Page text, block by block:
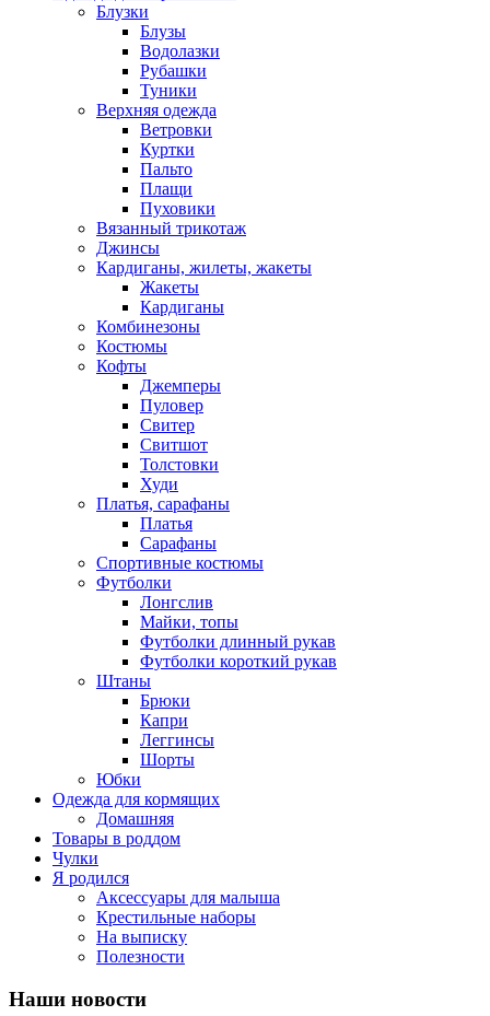
Блузки
Блузы
Водолазки
Рубашки
Туники
Верхняя одежда
Ветровки
Куртки
Пальто
Плащи
Пуховики
Вязанный трикотаж
Джинсы
Кардиганы, жилеты, жакеты
Жакеты
Кардиганы
Комбинезоны
Костюмы
Кофты
Джемперы
Пуловер
Свитер
Свитшот
Толстовки
Худи
Платья, сарафаны
Платья
Сарафаны
Спортивные костюмы
Футболки
Лонгслив
Майки, топы
Футболки длинный рукав
Футболки короткий рукав
Штаны
Брюки
Капри
Леггинсы
Шорты
Юбки
Одежда для кормящих
Домашняя
Товары в роддом
Чулки
Я родился
Аксессуары для малыша
Крестильные наборы
На выписку
Полезности
Наши новости